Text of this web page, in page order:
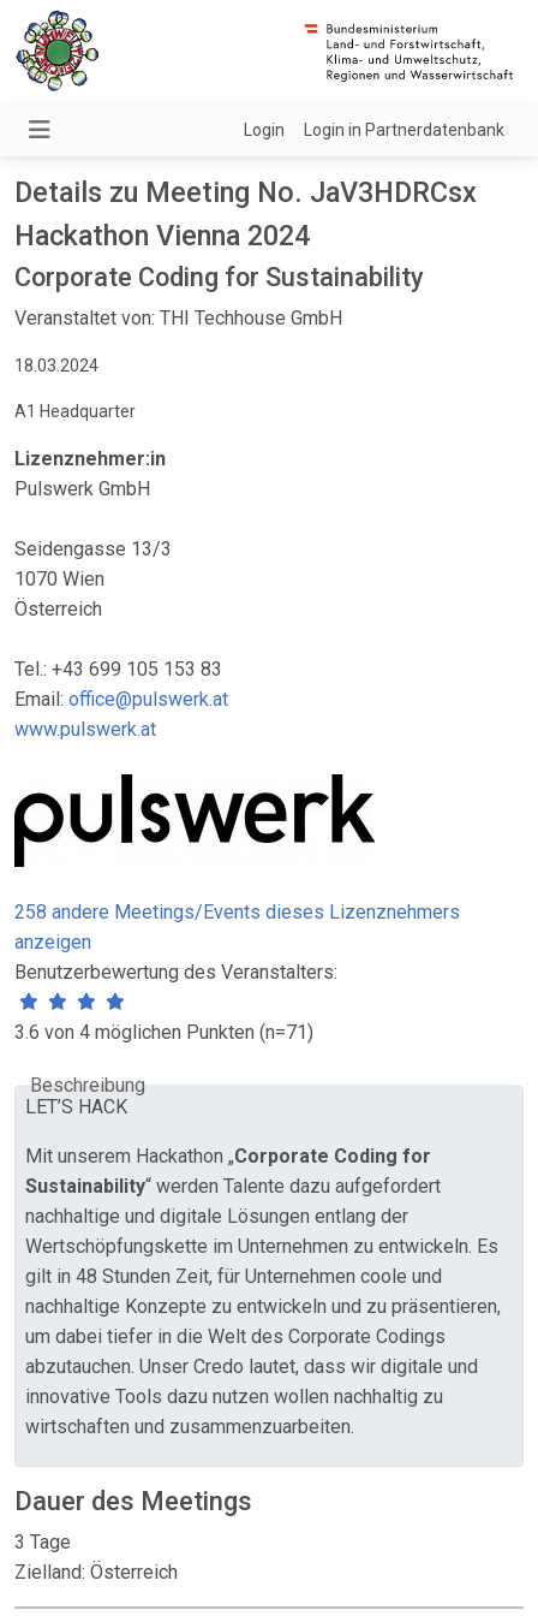
Login Login in Partnerdatenbank
Details zu Meeting No. JaV3HDRCsx
Hackathon Vienna 2024
Corporate Coding for Sustainability
Veranstaltet von: THI Techhouse GmbH
18.03.2024
A1 Headquarter
Lizenznehmer:in
Pulswerk GmbH
Seidengasse 13/3
1070 Wien
Österreich
Tel.: +43 699 105 153 83
Email: office@pulswerk.at
www.pulswerk.at
258 andere Meetings/Events dieses Lizenznehmers
anzeigen
Benutzerbewertung des Veranstalters:
3.6 von 4 möglichen Punkten (n=71)
Beschreibung
LET’S HACK
Mit unserem Hackathon „Corporate Coding for
Sustainability“ werden Talente dazu aufgefordert
nachhaltige und digitale Lösungen entlang der
Wertschöpfungskette im Unternehmen zu entwickeln. Es
gilt in 48 Stunden Zeit, für Unternehmen coole und
nachhaltige Konzepte zu entwickeln und zu präsentieren,
um dabei tiefer in die Welt des Corporate Codings
abzutauchen. Unser Credo lautet, dass wir digitale und
innovative Tools dazu nutzen wollen nachhaltig zu
wirtschaften und zusammenzuarbeiten.
Dauer des Meetings
3 Tage
Zielland: Österreich